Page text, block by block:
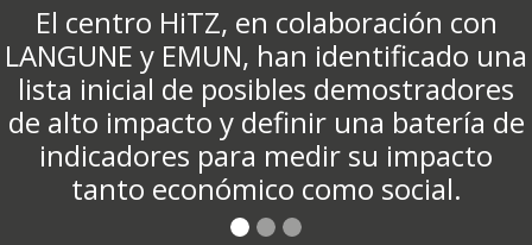
con
identificado una
demostradores
una batería de
su impacto
como social.